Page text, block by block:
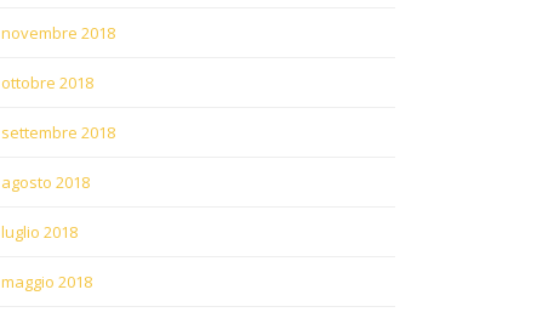
novembre 2018
ottobre 2018
settembre 2018
agosto 2018
luglio 2018
maggio 2018